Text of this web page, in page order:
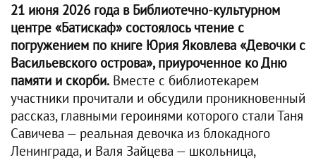
21 июня 2026 года в Библиотечно-культурном
центре «Батискаф» состоялось чтение с
погружением по книге Юрия Яковлева «Девочки с
Васильевского острова», приуроченное ко Дню
памяти и скорби. Вместе с библиотекарем
участники прочитали и обсудили проникновенный
рассказ, главными героинями которого стали Таня
Савичева — реальная девочка из блокадного
Ленинграда, и Валя Зайцева — школьница,